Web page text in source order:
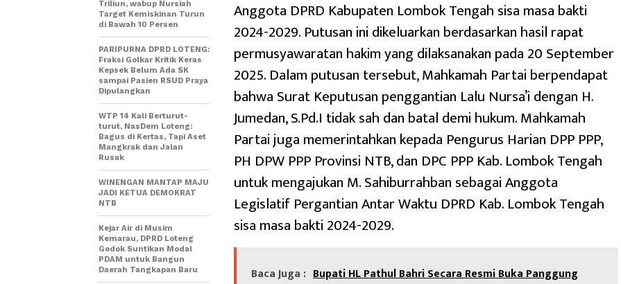
Anggota DPRD Kabupaten Lombok Tengah sisa masa bakti
2024-2029. Putusan ini dikeluarkan berdasarkan hasil rapat
permusyawaratan hakim yang dilaksanakan pada 20 September
2025. Dalam putusan tersebut, Mahkamah Partai berpendapat
bahwa Surat Keputusan penggantian Lalu Nursa’i dengan H.
Jumedan, S.Pd.I tidak sah dan batal demi hukum. Mahkamah
Partai juga memerintahkan kepada Pengurus Harian DPP PPP,
PH DPW PPP Provinsi NTB, dan DPC PPP Kab. Lombok Tengah
untuk mengajukan M. Sahiburrahban sebagai Anggota
Legislatif Pergantian Antar Waktu DPRD Kab. Lombok Tengah
sisa masa bakti 2024-2029.
Baca Juga : Bupati HL Pathul Bahri Secara Resmi Buka Panggung
Triliun, wabup Nursiah
Target Kemiskinan Turun
di Bawah 10 Persen
PARIPURNA DPRD LOTENG:
Fraksi Golkar Kritik Keras
Kepsek Belum Ada SK
sampai Pasien RSUD Praya
Dipulangkan
WTP 14 Kali Berturut-
turut, NasDem Loteng:
Bagus di Kertas, Tapi Aset
Mangkrak dan Jalan
Rusak
WINENGAN MANTAP MAJU
JADI KETUA DEMOKRAT
NTB
Kejar Air di Musim
Kemarau, DPRD Loteng
Godok Suntikan Modal
PDAM untuk Bangun
Daerah Tangkapan Baru